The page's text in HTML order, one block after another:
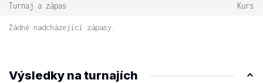
Turnaj a zápas Kurs
Žádné nadcházející zápasy.
Výsledky na turnajích